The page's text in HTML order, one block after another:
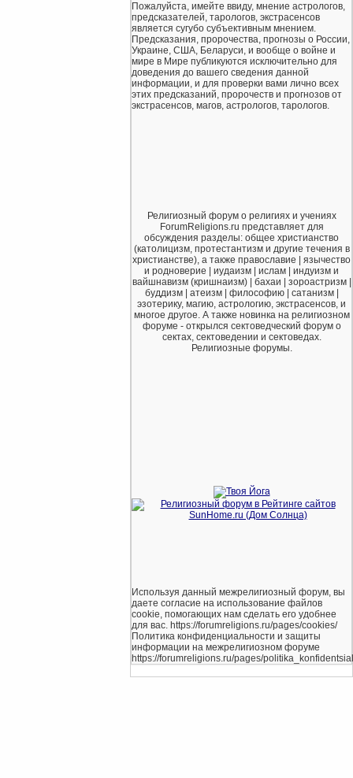
Пожалуйста, имейте ввиду, мнение астрологов,
предсказателей, тарологов, экстрасенсов
является сугубо субъективным мнением.
Предсказания, пророчества, прогнозы о России,
Украине, США, Беларуси, и вообще о войне и
мире в Мире публикуются исключительно для
доведения до вашего сведения данной
информации, и для проверки вами лично всех
этих предсказаний, пророчеств и прогнозов от
экстрасенсов, магов, астрологов, тарологов.
Религиозный форум о религиях и учениях
ForumReligions.ru представляет для
обсуждения разделы: общее христианство
(католицизм, протестантизм и другие течения в
христианстве), а также православие | язычество
и родноверие | иудаизм | ислам | индуизм и
вайшнавизм (кришнаизм) | бахаи | зороастризм |
буддизм | атеизм | философию | сатанизм |
эзотерику, магию, астрологию, экстрасенсов, и
многое другое. А также новинка на религиозном
форуме - открылся сектоведческий форум о
сектах, сектоведении и сектоведах.
Религиозные форумы.
Используя данный межрелигиозный форум, вы
даете согласие на использование файлов
cookie, помогающих нам сделать его удобнее
для вас. https://forumreligions.ru/pages/cookies/
Политика конфиденциальности и защиты
информации на межрелигиозном форуме
https://forumreligions.ru/pages/